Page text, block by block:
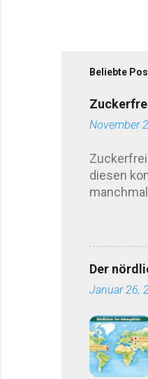
Beliebte
November
diesen
Erythrit-
Der
Januar 26,